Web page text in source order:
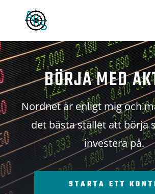
BÖRJA MED
Nordnet är enligt mig och
det bästa stället att börja
investera på.
STARTA ETT